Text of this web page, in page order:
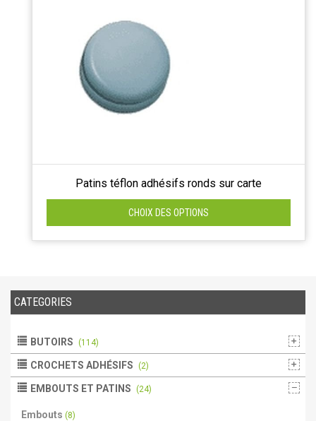
Patins téflon adhésifs ronds sur carte
CHOIX DES OPTIONS
CATEGORIES
BUTOIRS (114)
CROCHETS ADHÉSIFS (2)
EMBOUTS ET PATINS (24)
Embouts (8)